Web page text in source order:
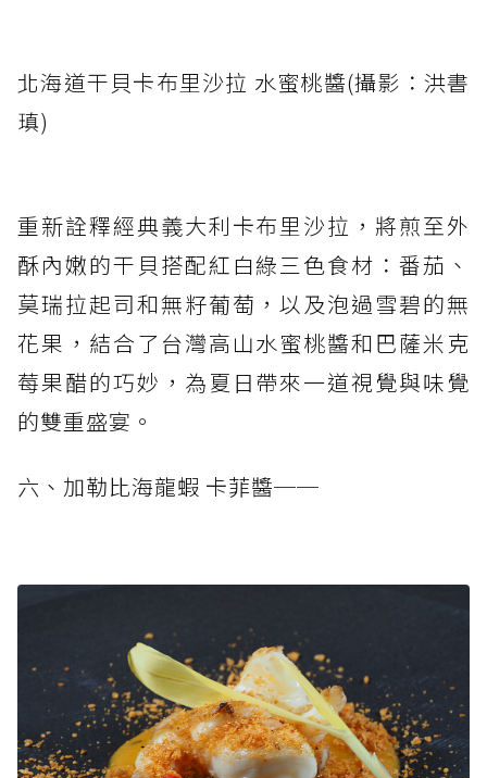
北海道干貝卡布里沙拉 水蜜桃醬(攝影：洪書
瑱)
重新詮釋經典義大利卡布里沙拉，將煎至外
酥內嫩的干貝搭配紅白綠三色食材：番茄、
莫瑞拉起司和無籽葡萄，以及泡過雪碧的無
花果，結合了台灣高山水蜜桃醬和巴薩米克
莓果醋的巧妙，為夏日帶來一道視覺與味覺
的雙重盛宴。
六、加勒比海龍蝦 卡菲醬──